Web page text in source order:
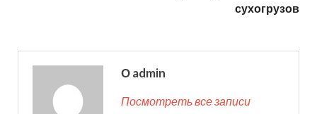
сухогрузов
О admin
Посмотреть все записи